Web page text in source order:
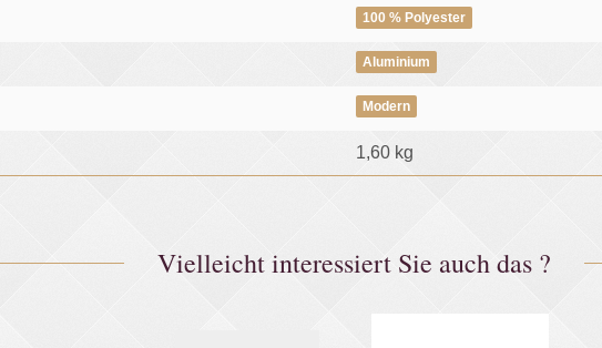
100 % Polyester
Aluminium
Modern
1,60 kg
Vielleicht interessiert Sie auch das ?